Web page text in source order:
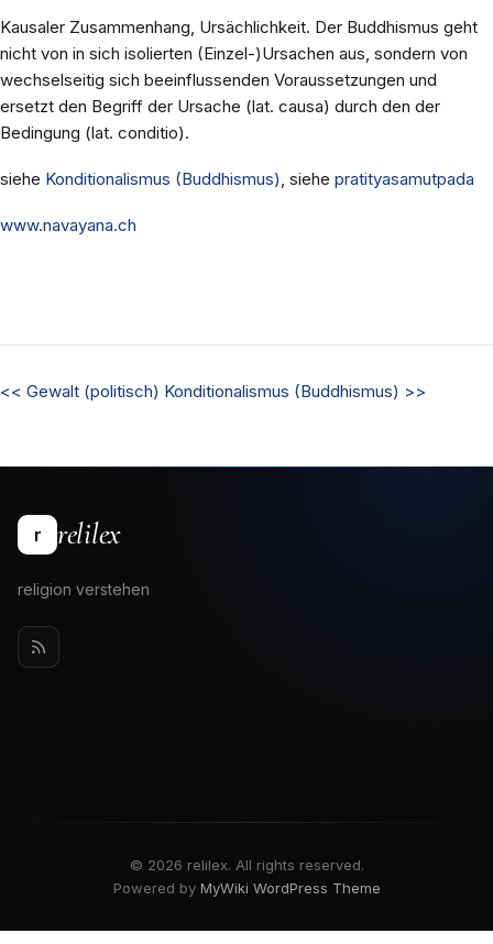
Kausaler Zusammenhang, Ursächlichkeit. Der Buddhismus geht
nicht von in sich isolierten (Einzel-)Ursachen aus, sondern von
wechselseitig sich beeinflussenden Voraussetzungen und
ersetzt den Begriff der Ursache (lat. causa) durch den der
Bedingung (lat. conditio).
siehe Konditionalismus (Buddhismus), siehe pratityasamutpada
www.navayana.ch
<< Gewalt (politisch) Konditionalismus (Buddhismus) >>
r relilex
religion verstehen
© 2026 relilex. All rights reserved.
Powered by MyWiki WordPress Theme